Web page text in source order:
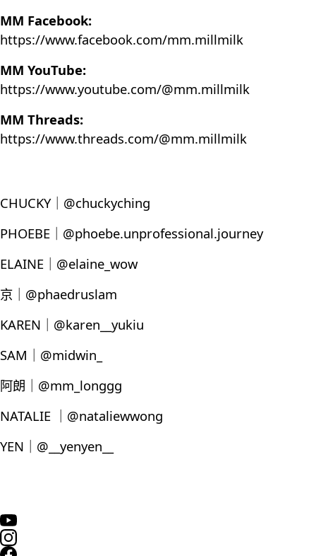
MM Facebook:
https://www.facebook.com/mm.millmilk
MM YouTube:
https://www.youtube.com/@mm.millmilk
MM Threads:
https://www.threads.com/@mm.millmilk
CHUCKY｜@chuckyching
PHOEBE｜@phoebe.unprofessional.journey
ELAINE｜@elaine_wow
京｜@phaedruslam
KAREN｜@karen__yukiu
SAM｜@midwin_
阿朗｜@mm_longgg
NATALIE ｜@nataliewwong
YEN｜@__yenyen__